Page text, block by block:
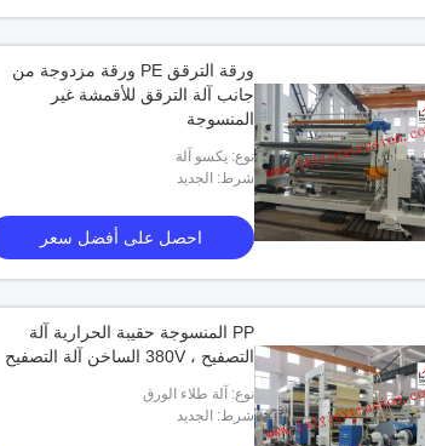
ورقة الترقق PE ورقة مزدوجة من
جانب آلة الترقق للأقمشة غير
المنسوجة
نوع: يكسو آلة
شرط: الجديد
احصل على أفضل سعر
PP المنسوجة حقيبة الحرارية آلة
التصفيح ، 380V الساخن آلة التصفيح
نوع: آلة طلاء الورق
شرط: الجديد